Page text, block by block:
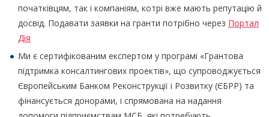
початківцям, так і компаніям, котрі вже мають репутацію й
досвід. Подавати заявки на гранти потрібно через Портал
Дія
Ми є сертифікованим експертом у програмі «Грантова
підтримка консалтингових проектів», що супроводжується
Європейським Банком Реконструкції і Розвитку (ЄБРР) та
фінансується донорами, і спрямована на надання